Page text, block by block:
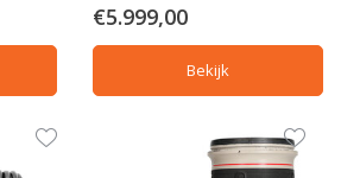
€5.999,00
Bekijk